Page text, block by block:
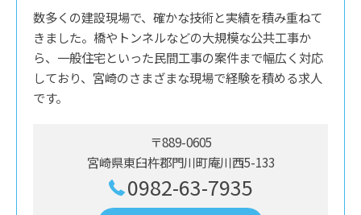
数多くの建設現場で、確かな技術と実績を積み重ねて
きました。橋やトンネルなどの大規模な公共工事か
ら、一般住宅といった民間工事の案件まで幅広く対応
しており、宮崎のさまざまな現場で経験を積める求人
です。
〒889-0605
宮崎県東臼杵郡門川町庵川西5-133
0982-63-7935